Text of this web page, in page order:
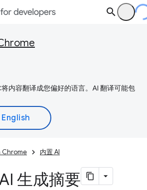
内容翻译成您偏好的语言。AI 翻译可能包
Chrome 内置 AI
生成摘要